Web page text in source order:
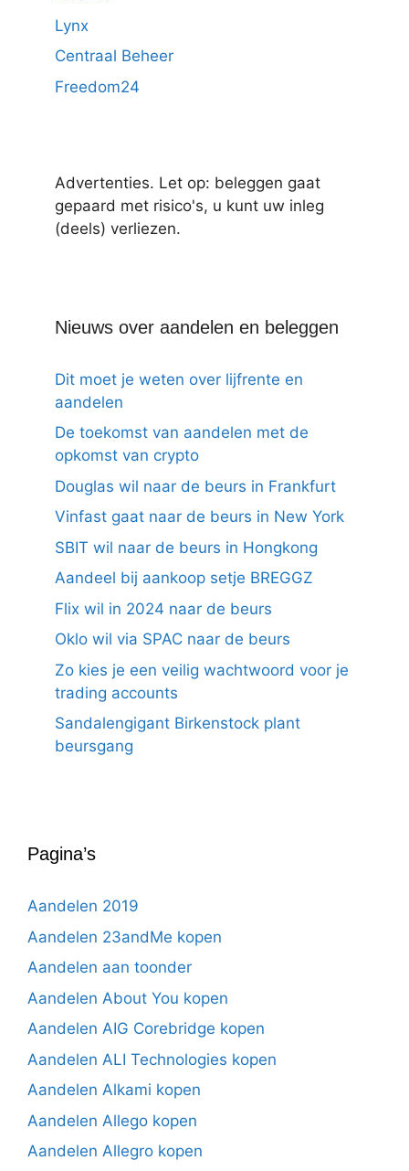
Lynx
Centraal Beheer
Freedom24
Advertenties. Let op: beleggen gaat
gepaard met risico's, u kunt uw inleg
(deels) verliezen.
Nieuws over aandelen en beleggen
Dit moet je weten over lijfrente en
aandelen
De toekomst van aandelen met de
opkomst van crypto
Douglas wil naar de beurs in Frankfurt
Vinfast gaat naar de beurs in New York
SBIT wil naar de beurs in Hongkong
Aandeel bij aankoop setje BREGGZ
Flix wil in 2024 naar de beurs
Oklo wil via SPAC naar de beurs
Zo kies je een veilig wachtwoord voor je
trading accounts
Sandalengigant Birkenstock plant
beursgang
Pagina’s
Aandelen 2019
Aandelen 23andMe kopen
Aandelen aan toonder
Aandelen About You kopen
Aandelen AIG Corebridge kopen
Aandelen ALI Technologies kopen
Aandelen Alkami kopen
Aandelen Allego kopen
Aandelen Allegro kopen